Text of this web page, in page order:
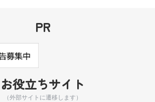
PR
お役立ちサイト
（外部サイトに遷移します）